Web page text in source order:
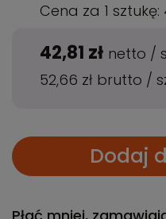
Cena za 1 sztukę:
42,81 zł netto /
52,66 zł brutto /
Dodaj